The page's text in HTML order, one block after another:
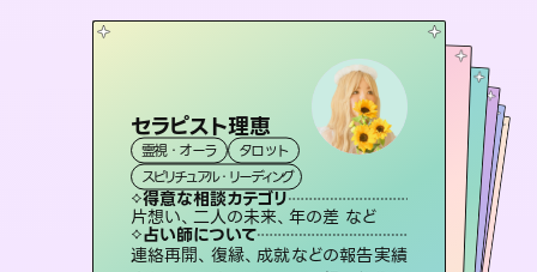
セラピスト理恵
霊視・オーラ
タロット
スピリチュアル・リーディング
得意な相談カテゴリ
片想い、二人の未来、年の差 など
占い師について
連絡再開、復縁、成就などの報告実績
桃源珠羽（とうげんみう）
霊視・オーラ タロット
スピリチュアル・リーディング
得意な相談カテゴリ
片想い、あの人の気持ち、復縁 など
占い師について
恋愛のお悩みの中でも特に「曖昧な関
係」の相談を得意としており、友達以上
恋人未満なお相手との今後や本音を丁
彗望（すいぼう
霊視・オーラ
スピリチュアル・リーディング
得意な相談カテゴリ
片想い、あの人の気持ち、復縁 など
占い師について
3,700年以上の歴史を持つ東洋最古の
占術「易占」で詳細まで占い、幸せへ向
かう道筋を示します。厳しい結果にも具
アイリス -iris-
西洋占星術
ルーン
得意な相談カテゴリ
恋愛総合、片想い、二人の未来 など
占い師について
未来視師＊花
霊視・オーラ
スピリチュアル・リーディング
得意な相談カテゴリ
出逢い、片想い、復縁 など
占い師について
未来には何パターンもの選択肢があり
ます。不安で視えにくくなっているあな
たの素敵な未来を見つけ、その未来を
おう 霊感オラクル
霊視・オーラ
オラクルカード
得意な相談カテゴリ
恋愛総合、あの人の気持ち など
占い師について